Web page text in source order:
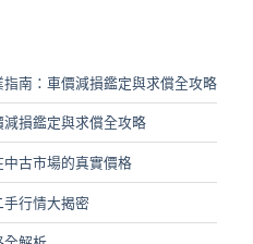
南：車價減損鑑定與求償全攻略
損鑑定與求償全攻略
古市場的真實價格
行情大揭密